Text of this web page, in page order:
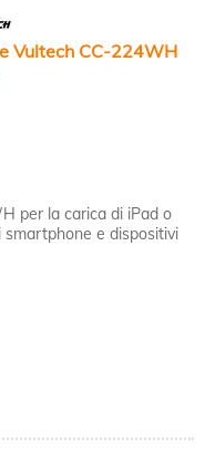
Vultech CC-224WH
per la carica di iPad o
e dispositivi